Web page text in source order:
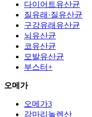
다이어트유산균
질유래·질유산균
구강유래유산균
뇌유산균
코유산균
모발유산균
부스터+
오메가
오메가3
감마리놀렌산